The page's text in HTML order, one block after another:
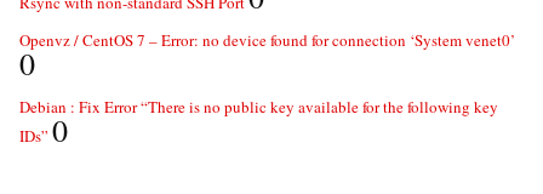
Openvz / CentOS 7 – Error: no device found for connection ‘System venet0’
0
Debian : Fix Error “There is no public key available for the following key
IDs” 0